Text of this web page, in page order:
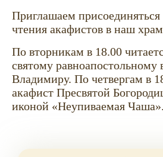
Приглашаем присоединяться
чтения акафистов в наш
По вторникам в 18.00
святому равноапостольному
Владимиру. По четвергам в
акафист Пресвятой
иконой «Неупиваемая Чаша».